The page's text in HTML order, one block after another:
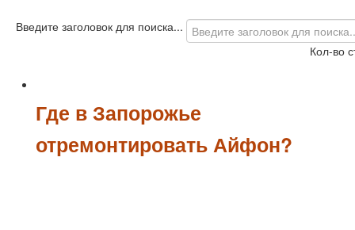
Введите заголовок для поиска...
Кол-во
Где в Запорожье
отремонтировать Айфон?